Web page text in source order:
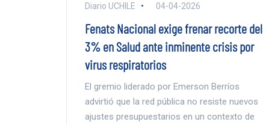
Diario UCHILE 04-04-2026
Fenats Nacional exige frenar recorte del
3% en Salud ante inminente crisis por
virus respiratorios
El gremio liderado por Emerson Berríos
advirtió que la red pública no resiste nuevos
ajustes presupuestarios en un contexto de